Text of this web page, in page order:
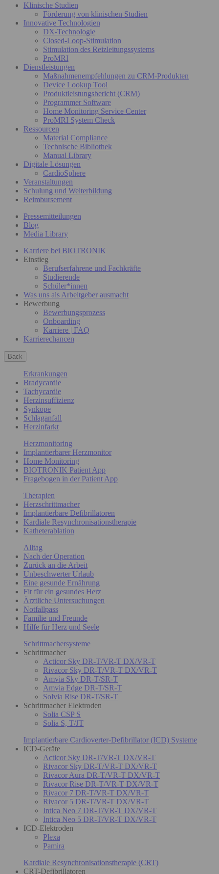
Klinische Studien
Förderung von klinischen Studien
Innovative Technologien
DX-Technologie
Closed-Loop-Stimulation
Stimulation des Reizleitungssystems
ProMRI
Dienstleistungen
Maßnahmenempfehlungen zu CRM-Produkten
Device Lookup Tool
Produktleistungsbericht (CRM)
Programmer Software
Home Monitoring Service Center
ProMRI System Check
Ressourcen
Material Compliance
Technische Bibliothek
Manual Library
Digitale Lösungen
CardioSphere
Veranstaltungen
Schulung und Weiterbildung
Reimbursement
Pressemitteilungen
Blog
Media Library
Karriere bei BIOTRONIK
Einstieg
Berufserfahrene und Fachkräfte
Studierende
Schüler*innen
Was uns als Arbeitgeber ausmacht
Bewerbung
Bewerbungsprozess
Onboarding
Karriere | FAQ
Karrierechancen
Back
Erkrankungen
Bradycardie
Tachycardie
Herzinsuffizienz
Synkope
Schlaganfall
Herzinfarkt
Herzmonitoring
Implantierbarer Herzmonitor
Home Monitoring
BIOTRONIK Patient App
Fragebogen in der Patient App
Therapien
Herzschrittmacher
Implantierbare Defibrillatoren
Kardiale Resynchronisationstherapie
Katheterablation
Alltag
Nach der Operation
Zurück an die Arbeit
Unbeschwerter Urlaub
Eine gesunde Ernährung
Fit für ein gesundes Herz
Ärztliche Untersuchungen
Notfallpass
Familie und Freunde
Hilfe für Herz und Seele
Schrittmachersysteme
Schrittmacher
Acticor Sky DR-T/VR-T DX/VR-T
Rivacor Sky DR-T/VR-T DX/VR-T
Amvia Sky DR-T/SR-T
Amvia Edge DR-T/SR-T
Solvia Rise DR-T/SR-T
Schrittmacher Elektroden
Solia CSP S
Solia S, T/JT
Implantierbare Cardioverter-Defibrillator (ICD) Systeme
ICD-Geräte
Acticor Sky DR-T/VR-T DX/VR-T
Rivacor Sky DR-T/VR-T DX/VR-T
Rivacor Aura DR-T/VR-T DX/VR-T
Rivacor Rise DR-T/VR-T DX/VR-T
Rivacor 7 DR-T/VR-T DX/VR-T
Rivacor 5 DR-T/VR-T DX/VR-T
Intica Neo 7 DR-T/VR-T DX/VR-T
Intica Neo 5 DR-T/VR-T DX/VR-T
ICD-Elektroden
Plexa
Pamira
Kardiale Resynchronisationstherapie (CRT)
CRT-Defibrillatoren